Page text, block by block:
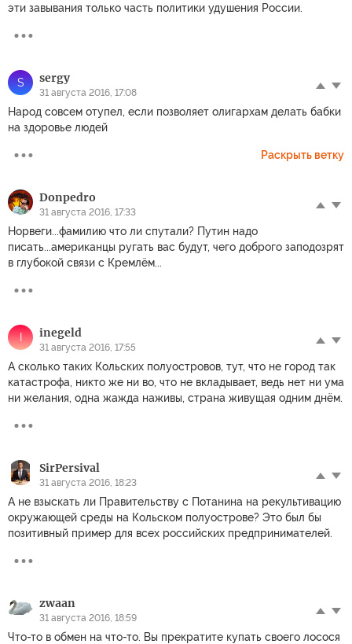
эти завывания только часть политики удушения России.
S sergy
31 августа 2016, 17:08
Народ совсем отупел, если позволяет олигархам делать бабки
на здоровье людей
Раскрыть ветку
Donpedro
31 августа 2016, 17:33
Норвеги...фамилию что ли спутали? Путин надо
писать...американцы ругать вас будут, чего доброго заподозрят
в глубокой связи с Кремлём...
I inegeld
31 августа 2016, 17:55
А сколько таких Кольских полуостровов, тут, что не город так
катастрофа, никто же ни во, что не вкладывает, ведь нет ни ума
ни желания, одна жажда наживы, страна живущая одним днём.
SirPеrsival
31 августа 2016, 18:23
А не взыскать ли Правительству с Потанина на рекультивацию
окружающей среды на Кольском полуострове? Это был бы
позитивный пример для всех российских предпринимателей.
zwaan
31 августа 2016, 18:59
Что-то в обмен на что-то. Вы прекратите купать своего лосося